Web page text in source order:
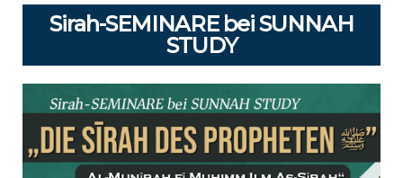
Sirah-SEMINARE bei SUNNAH
STUDY